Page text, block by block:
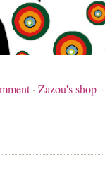
· Zazou's shop